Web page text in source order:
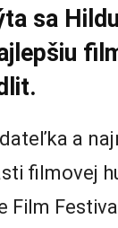
sa
a
filmovej
Film